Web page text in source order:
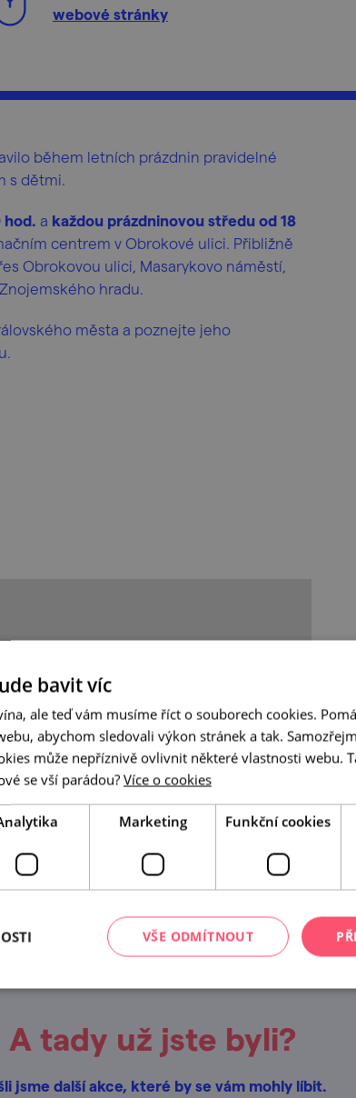
webové stránky
během letních prázdnin pravidelné
s dětmi.
hod. a každou prázdninovou středu od 18
centrem v Obrokové ulici. Přibližně
Obrokovou ulici, Masarykovo náměstí,
hradu.
města a poznejte jeho
Leaflet © Seznam.cz a.s. a další
A tady už jste byli?
jsme další akce, které by se vám mohly líbit.
bavit víc
ale teď vám musíme říct o souborech cookies.
abychom sledovali výkon stránek a tak.
může nepříznivě ovlivnit některé vlastnosti webu.
se vší parádou? Více o cookies
Marketing Funkční cookies
VŠE ODMÍTNOUT